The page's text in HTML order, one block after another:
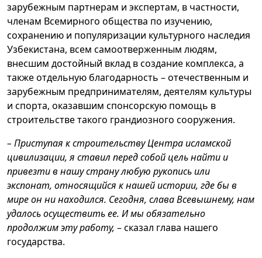
зарубежным партнерам и экспертам, в частности,
членам Всемирного общества по изучению,
сохранению и популяризации культурного наследия
Узбекистана, всем самоотверженным людям,
внесшим достойный вклад в создание комплекса, а
также отдельную благодарность – отечественным и
зарубежным предпринимателям, деятелям культуры
и спорта, оказавшим спонсорскую помощь в
строительстве такого грандиозного сооружения.
– Приступая к строительству Центра исламской
цивилизации, я ставил перед собой цель найти и
привезти в нашу страну любую рукопись или
экспонат, относящийся к нашей истории, где бы в
мире он ни находился. Сегодня, слава Всевышнему, нам
удалось осуществить ее. И мы обязательно
продолжим эту работу, – сказал глава нашего
государства.